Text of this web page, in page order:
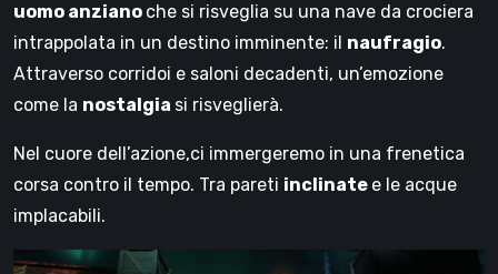
uomo anziano che si risveglia su una nave da crociera
intrappolata in un destino imminente: il naufragio.
Attraverso corridoi e saloni decadenti, un’emozione
come la nostalgia si risveglierà.
Nel cuore dell’azione,ci immergeremo in una frenetica
corsa contro il tempo. Tra pareti inclinate e le acque
implacabili.